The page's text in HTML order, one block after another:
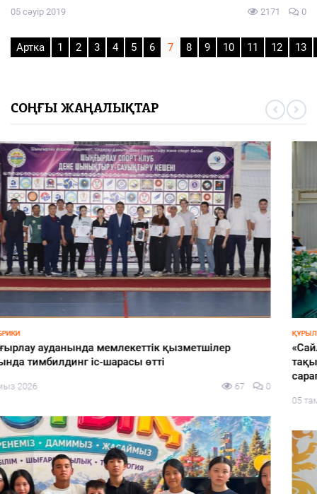
05 сәуір 2019 2171 0
Артка 1 2 3 4 5 6 7 8 9 10 11 12 13
СОҢҒЫ ЖАҢАЛЫҚТАР
ҚҰРЫЛТАЙ-2026
«Сайлау-2026: жаңа саяси конфигурациядағы өңірлер»
тақырыбында «КИСИ GPS: Gylym. Pikir. Sayasat» ұлттық
0